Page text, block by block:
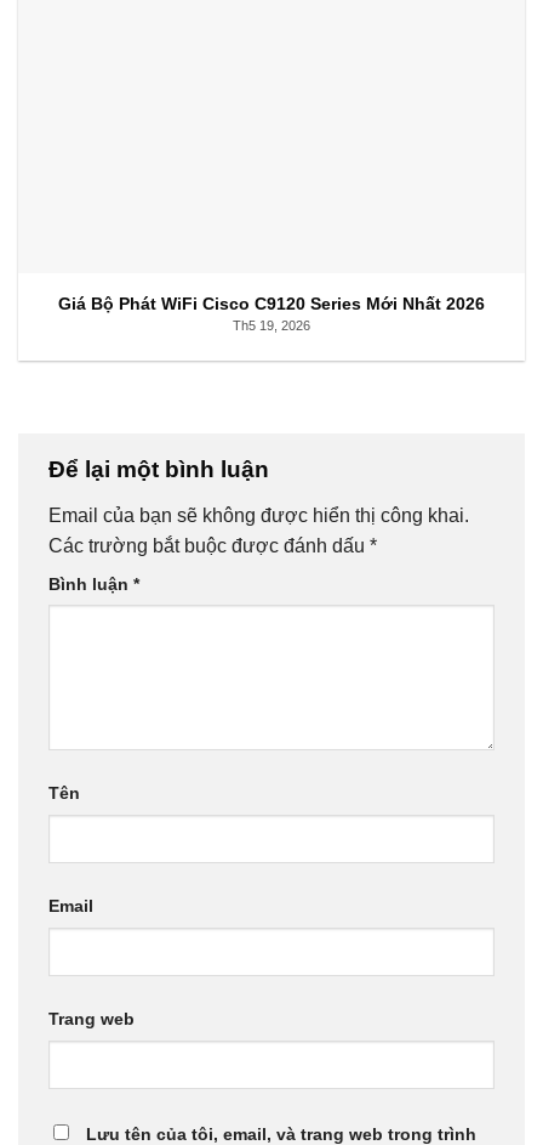
Giá Bộ Phát WiFi Cisco C9120 Series Mới Nhất 2026
Th5 19, 2026
Để lại một bình luận
Email của bạn sẽ không được hiển thị công khai.
Các trường bắt buộc được đánh dấu *
Bình luận *
Tên
Email
Trang web
Lưu tên của tôi, email, và trang web trong trình